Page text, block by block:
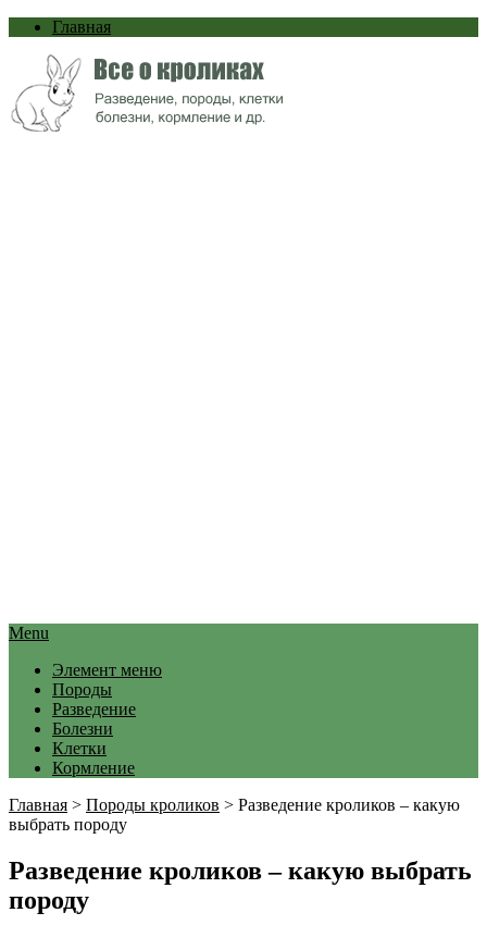
Главная
Menu
Элемент меню
Породы
Разведение
Болезни
Клетки
Кормление
Главная > Породы кроликов > Разведение кроликов – какую
выбрать породу
Разведение кроликов – какую выбрать
породу